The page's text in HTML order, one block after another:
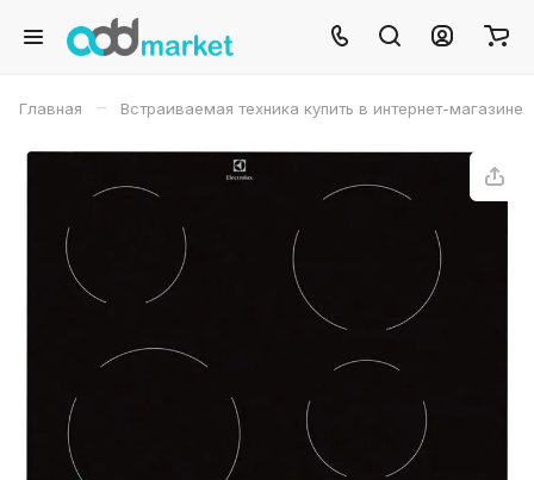
Главная – Встраиваемая техника купить в интернет-магазине